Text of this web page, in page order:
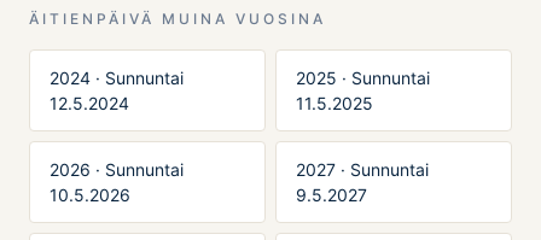
ÄITIENPÄIVÄ MUINA VUOSINA
2024 · Sunnuntai
12.5.2024
2025 · Sunnuntai
11.5.2025
2026 · Sunnuntai
10.5.2026
2027 · Sunnuntai
9.5.2027